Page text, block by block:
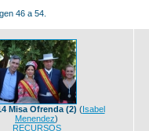
46 a 54.
Misa Ofrenda (2) (Isabel
Menendez)
RECURSOS